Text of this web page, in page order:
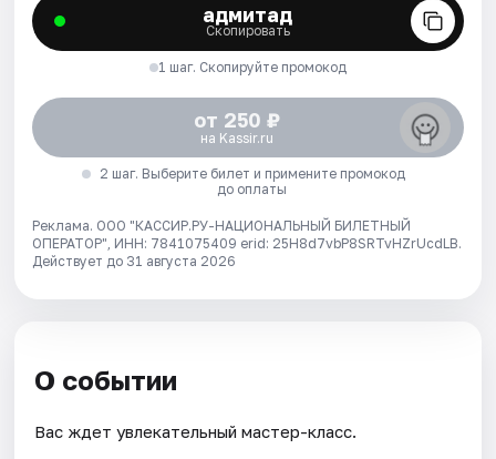
адмитад
Скопировать
1 шаг. Скопируйте промокод
от 250 ₽
на Kassir.ru
2 шаг. Выберите билет и примените промокод
до оплаты
Реклама. ООО "КАССИР.РУ-НАЦИОНАЛЬНЫЙ БИЛЕТНЫЙ
ОПЕРАТОР", ИНН: 7841075409 erid: 25H8d7vbP8SRTvHZrUcdLB.
Действует до 31 августа 2026
О событии
Вас ждет увлекательный мастер-класс.